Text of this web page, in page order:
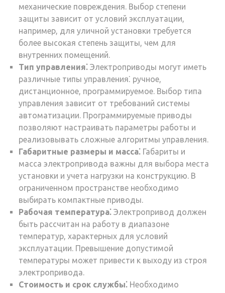
механические повреждения. Выбор степени
защиты зависит от условий эксплуатации,
например, для уличной установки требуется
более высокая степень защиты, чем для
внутренних помещений.
Тип управления⁚ Электроприводы могут иметь
различные типы управления⁚ ручное,
дистанционное, программируемое. Выбор типа
управления зависит от требований системы
автоматизации. Программируемые приводы
позволяют настраивать параметры работы и
реализовывать сложные алгоритмы управления.
Габаритные размеры и масса⁚ Габариты и
масса электропривода важны для выбора места
установки и учета нагрузки на конструкцию. В
ограниченном пространстве необходимо
выбирать компактные приводы.
Рабочая температура⁚ Электропривод должен
быть рассчитан на работу в диапазоне
температур, характерных для условий
эксплуатации. Превышение допустимой
температуры может привести к выходу из строя
электропривода.
Стоимость и срок службы⁚ Необходимо